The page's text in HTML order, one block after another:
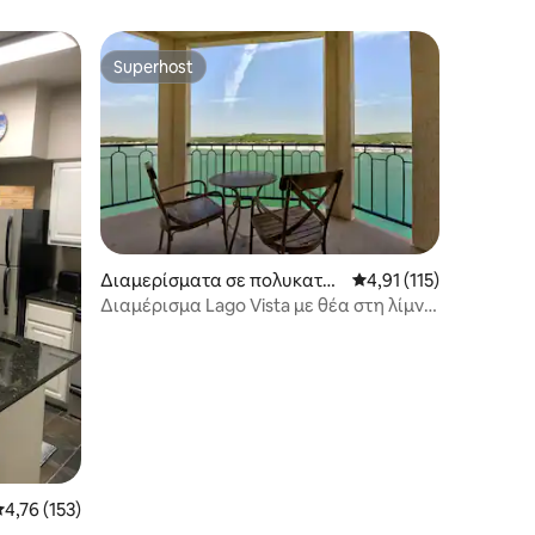
βαθμολογία: 4,76 στα 5, 153 κριτικές
4,76 (153)
Superhost
Superhost
Διαμερίσματα σε πολυκατοι
κία στην πόλη Lago Vista
Μέση βαθμολογία:
4,91 (115)
Διαμέρισμα Lago Vista με θέα στη λίμνη